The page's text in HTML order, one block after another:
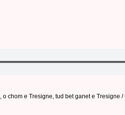
o chom e Tresigne tud bet ganet e Tresigne /